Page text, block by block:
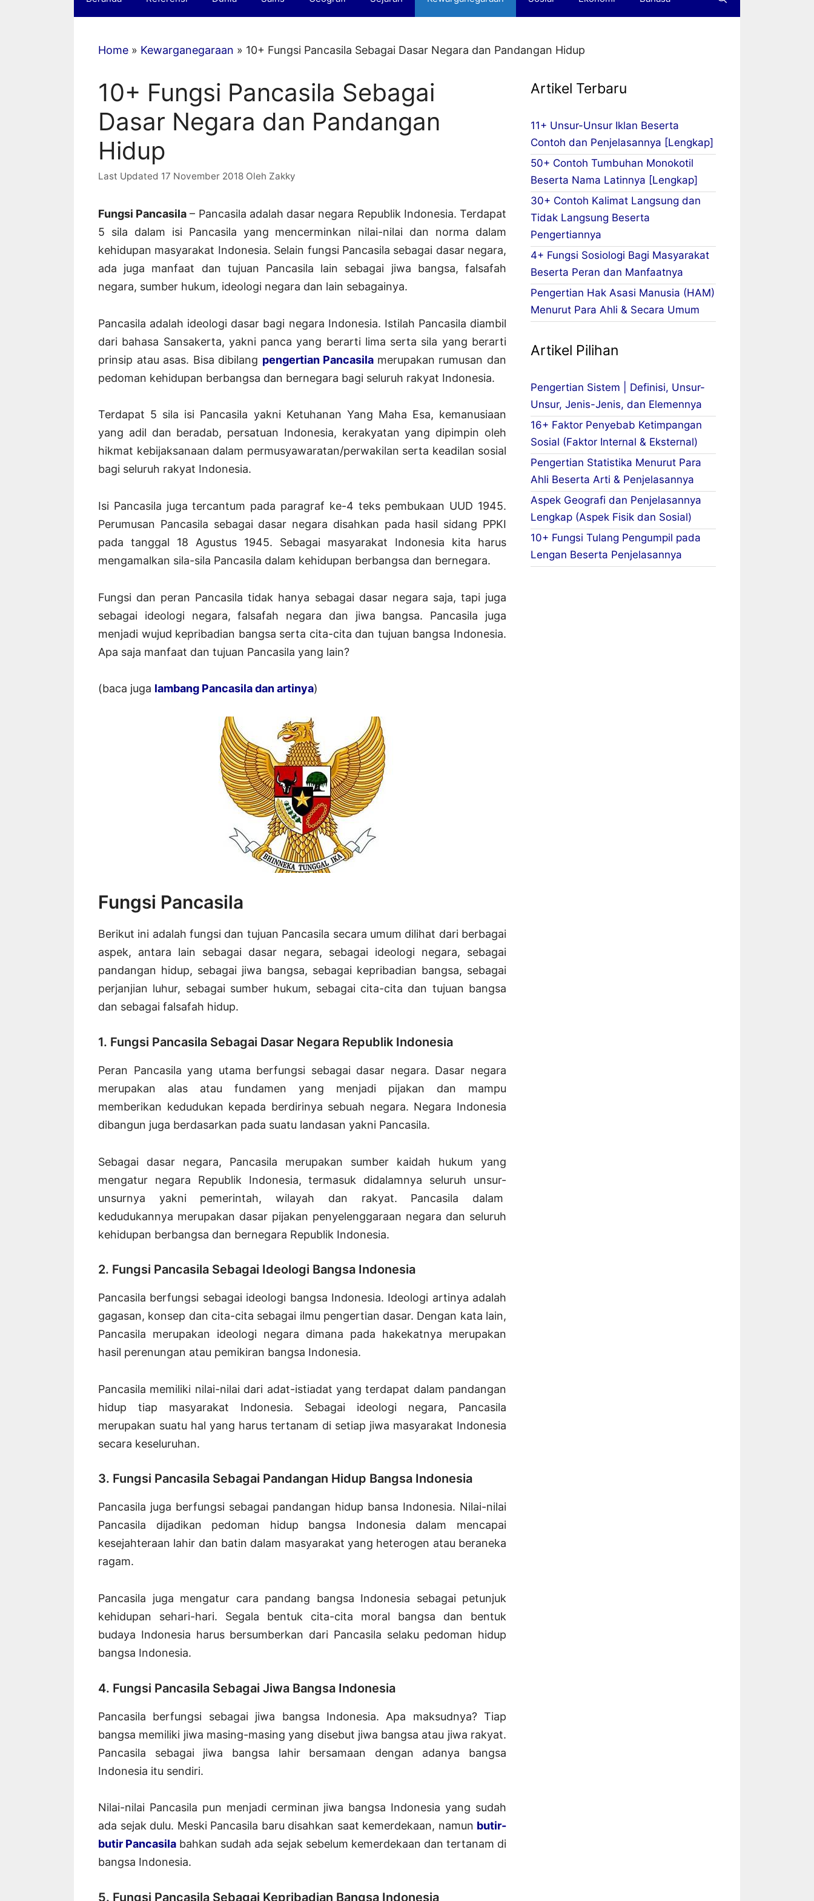
Home » Kewarganegaraan » 10+ Fungsi Pancasila Sebagai Dasar Negara dan Pandangan Hidup
10+ Fungsi Pancasila Sebagai
Dasar Negara dan Pandangan
Hidup
17 November 2018 Oleh Zakky
Fungsi Pancasila – Pancasila adalah dasar negara Republik Indonesia. Terdapat
5 sila dalam isi Pancasila yang mencerminkan nilai-nilai dan norma dalam
kehidupan masyarakat Indonesia. Selain fungsi Pancasila sebagai dasar negara,
ada juga manfaat dan tujuan Pancasila lain sebagai jiwa bangsa, falsafah
negara, sumber hukum, ideologi negara dan lain sebagainya.
Pancasila adalah ideologi dasar bagi negara Indonesia. Istilah Pancasila diambil
dari bahasa Sansakerta, yakni panca yang berarti lima serta sila yang berarti
prinsip atau asas. Bisa dibilang pengertian Pancasila merupakan rumusan dan
pedoman kehidupan berbangsa dan bernegara bagi seluruh rakyat Indonesia.
Terdapat 5 sila isi Pancasila yakni Ketuhanan Yang Maha Esa, kemanusiaan
yang adil dan beradab, persatuan Indonesia, kerakyatan yang dipimpin oleh
hikmat kebijaksanaan dalam permusyawaratan/perwakilan serta keadilan sosial
bagi seluruh rakyat Indonesia.
Isi Pancasila juga tercantum pada paragraf ke-4 teks pembukaan UUD 1945.
Perumusan Pancasila sebagai dasar negara disahkan pada hasil sidang PPKI
pada tanggal 18 Agustus 1945. Sebagai masyarakat Indonesia kita harus
mengamalkan sila-sila Pancasila dalam kehidupan berbangsa dan bernegara.
Fungsi dan peran Pancasila tidak hanya sebagai dasar negara saja, tapi juga
sebagai ideologi negara, falsafah negara dan jiwa bangsa. Pancasila juga
menjadi wujud kepribadian bangsa serta cita-cita dan tujuan bangsa Indonesia.
Apa saja manfaat dan tujuan Pancasila yang lain?
(baca juga lambang Pancasila dan artinya)
Fungsi Pancasila
Berikut ini adalah fungsi dan tujuan Pancasila secara umum dilihat dari berbagai
aspek, antara lain sebagai dasar negara, sebagai ideologi negara, sebagai
pandangan hidup, sebagai jiwa bangsa, sebagai kepribadian bangsa, sebagai
perjanjian luhur, sebagai sumber hukum, sebagai cita-cita dan tujuan bangsa
dan sebagai falsafah hidup.
1. Fungsi Pancasila Sebagai Dasar Negara Republik Indonesia
Peran Pancasila yang utama berfungsi sebagai dasar negara. Dasar negara
merupakan alas atau fundamen yang menjadi pijakan dan mampu
memberikan kedudukan kepada berdirinya sebuah negara. Negara Indonesia
dibangun juga berdasarkan pada suatu landasan yakni Pancasila.
Sebagai dasar negara, Pancasila merupakan sumber kaidah hukum yang
mengatur negara Republik Indonesia, termasuk didalamnya seluruh unsur-
unsurnya yakni pemerintah, wilayah dan rakyat. Pancasila dalam
kedudukannya merupakan dasar pijakan penyelenggaraan negara dan seluruh
kehidupan berbangsa dan bernegara Republik Indonesia.
2. Fungsi Pancasila Sebagai Ideologi Bangsa Indonesia
Pancasila berfungsi sebagai ideologi bangsa Indonesia. Ideologi artinya adalah
gagasan, konsep dan cita-cita sebagai ilmu pengertian dasar. Dengan kata lain,
Pancasila merupakan ideologi negara dimana pada hakekatnya merupakan
hasil perenungan atau pemikiran bangsa Indonesia.
Pancasila memiliki nilai-nilai dari adat-istiadat yang terdapat dalam pandangan
hidup tiap masyarakat Indonesia. Sebagai ideologi negara, Pancasila
merupakan suatu hal yang harus tertanam di setiap jiwa masyarakat Indonesia
secara keseluruhan.
3. Fungsi Pancasila Sebagai Pandangan Hidup Bangsa Indonesia
Pancasila juga berfungsi sebagai pandangan hidup bansa Indonesia. Nilai-nilai
Pancasila dijadikan pedoman hidup bangsa Indonesia dalam mencapai
kesejahteraan lahir dan batin dalam masyarakat yang heterogen atau beraneka
ragam.
Pancasila juga mengatur cara pandang bangsa Indonesia sebagai petunjuk
kehidupan sehari-hari. Segala bentuk cita-cita moral bangsa dan bentuk
budaya Indonesia harus bersumberkan dari Pancasila selaku pedoman hidup
bangsa Indonesia.
4. Fungsi Pancasila Sebagai Jiwa Bangsa Indonesia
Pancasila berfungsi sebagai jiwa bangsa Indonesia. Apa maksudnya? Tiap
bangsa memiliki jiwa masing-masing yang disebut jiwa bangsa atau jiwa rakyat.
Pancasila sebagai jiwa bangsa lahir bersamaan dengan adanya bangsa
Indonesia itu sendiri.
Nilai-nilai Pancasila pun menjadi cerminan jiwa bangsa Indonesia yang sudah
ada sejak dulu. Meski Pancasila baru disahkan saat kemerdekaan, namun butir-
butir Pancasila bahkan sudah ada sejak sebelum kemerdekaan dan tertanam di
bangsa Indonesia.
5. Fungsi Pancasila Sebagai Kepribadian Bangsa Indonesia
Artikel Terbaru
11+ Unsur-Unsur Iklan Beserta
Contoh dan Penjelasannya [Lengkap]
50+ Contoh Tumbuhan Monokotil
Beserta Nama Latinnya [Lengkap]
30+ Contoh Kalimat Langsung dan
Tidak Langsung Beserta
Pengertiannya
4+ Fungsi Sosiologi Bagi Masyarakat
Beserta Peran dan Manfaatnya
Pengertian Hak Asasi Manusia (HAM)
Menurut Para Ahli & Secara Umum
Artikel Pilihan
Pengertian Sistem | Definisi, Unsur-
Unsur, Jenis-Jenis, dan Elemennya
16+ Faktor Penyebab Ketimpangan
Sosial (Faktor Internal & Eksternal)
Pengertian Statistika Menurut Para
Ahli Beserta Arti & Penjelasannya
Aspek Geografi dan Penjelasannya
Lengkap (Aspek Fisik dan Sosial)
10+ Fungsi Tulang Pengumpil pada
Lengan Beserta Penjelasannya